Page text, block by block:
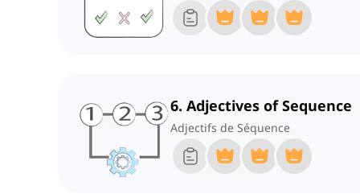
6. Adjectives of Sequence
Adjectifs de Séquence